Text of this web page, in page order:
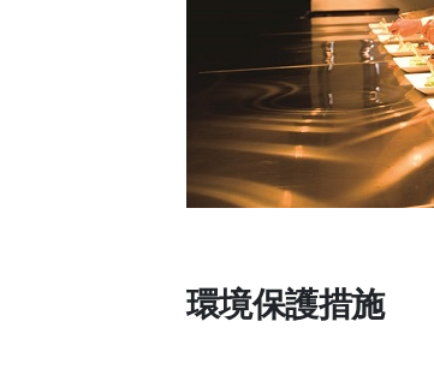
環境保護措施